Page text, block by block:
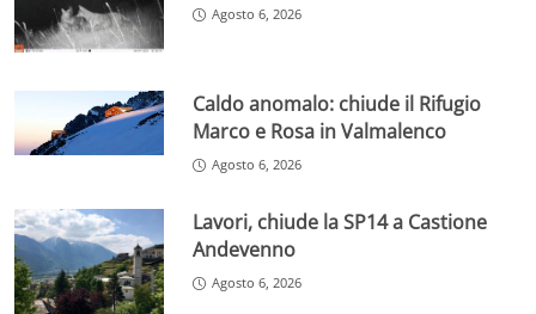
Agosto 6, 2026
Caldo anomalo: chiude il Rifugio
Marco e Rosa in Valmalenco
Agosto 6, 2026
Lavori, chiude la SP14 a Castione
Andevenno
Agosto 6, 2026